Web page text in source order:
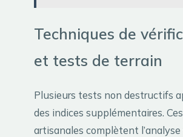
Techniques de
et tests de terrain
Plusieurs tests non destructifs
des indices supplémentaires.
artisanales complètent